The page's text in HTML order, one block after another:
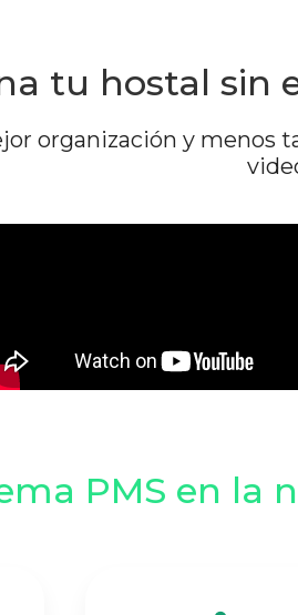
tu hostal sin
organización y menos
PMS en la